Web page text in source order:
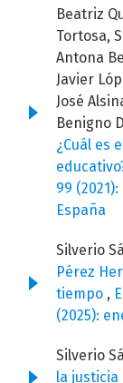
Beatriz
Tortosa,
Antona
Javier
José
Benigno
¿Cuál es
99
España
Silverio
Pérez
tiempo ,
(2025):
Silverio
la justicia